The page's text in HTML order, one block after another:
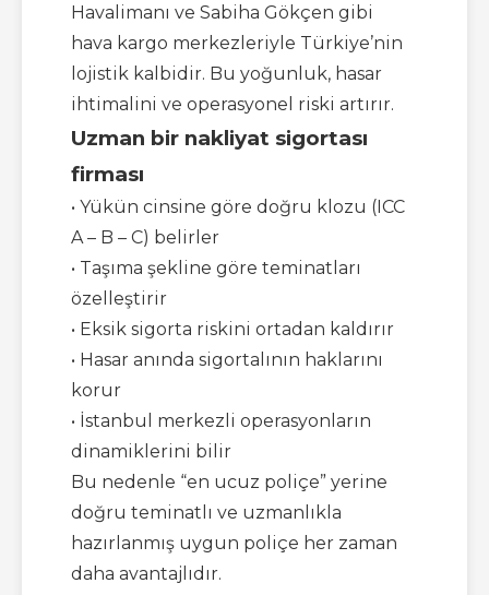
Havalimanı ve Sabiha Gökçen gibi
hava kargo merkezleriyle Türkiye’nin
lojistik kalbidir. Bu yoğunluk, hasar
ihtimalini ve operasyonel riski artırır.
Uzman bir nakliyat sigortası
firması
• Yükün cinsine göre doğru klozu (ICC
A – B – C) belirler
• Taşıma şekline göre teminatları
özelleştirir
• Eksik sigorta riskini ortadan kaldırır
• Hasar anında sigortalının haklarını
korur
• İstanbul merkezli operasyonların
dinamiklerini bilir
Bu nedenle “en ucuz poliçe” yerine
doğru teminatlı ve uzmanlıkla
hazırlanmış uygun poliçe her zaman
daha avantajlıdır.